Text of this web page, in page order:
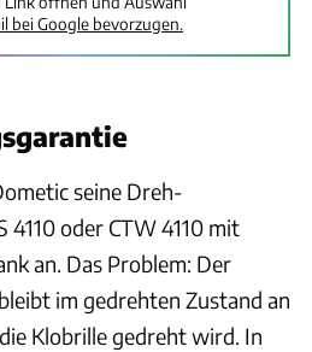
bei Google bevorzugen.
seine Dreh-
4110 oder CTW 4110 mit
an. Das Problem: Der
im gedrehten Zustand an
Klobrille gedreht wird. In